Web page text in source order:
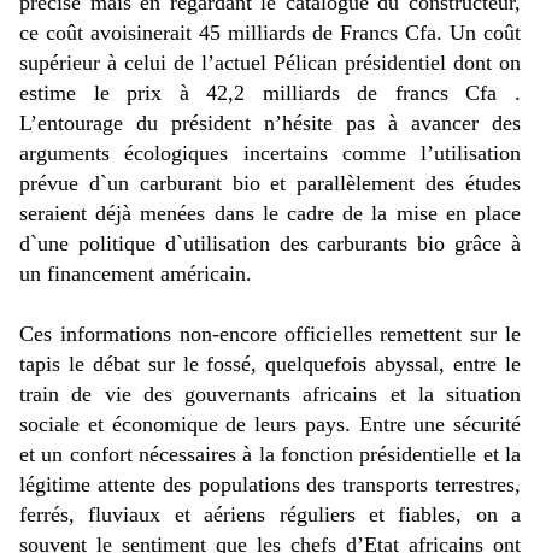
ce coût avoisinerait 45 milliards de Francs Cfa. Un coût
supérieur à celui de l’actuel Pélican présidentiel dont on
estime le prix à 42,2 milliards de francs Cfa .
L’entourage du président n’hésite pas à avancer des
arguments écologiques incertains comme l’utilisation
prévue d`un carburant bio et parallèlement des études
seraient déjà menées dans le cadre de la mise en place
d`une politique d`utilisation des carburants bio grâce à
un financement américain.
Ces informations non-encore officielles remettent sur le
tapis le débat sur le fossé, quelquefois abyssal, entre le
train de vie des gouvernants africains et la situation
sociale et économique de leurs pays. Entre une sécurité
et un confort nécessaires à la fonction présidentielle et la
légitime attente des populations des transports terrestres,
ferrés, fluviaux et aériens réguliers et fiables, on a
souvent le sentiment que les chefs d’Etat africains ont